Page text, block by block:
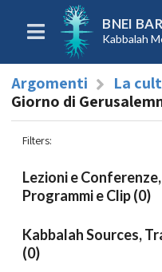
BNEI
Kabbalah
Argomenti La
Giorno di
Filters:
Lezioni e
Programmi e Clip (0)
Kabbalah Sources,
(0)